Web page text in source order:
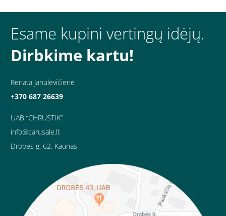
Esame kupini vertingų idėjų.
Dirbkime kartu!
Renata Janulevičienė
+370 687 26639
UAB “CHRUSTIK”
info@carusale.lt
Drobės g. 62, Kaunas